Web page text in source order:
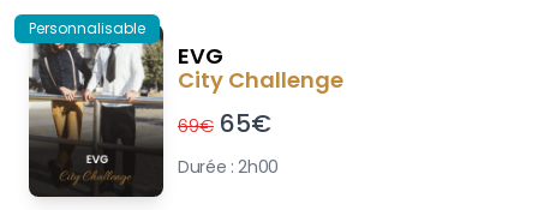
Personnalisable
EVG
City Challenge
69€ 65€
Durée :2h00